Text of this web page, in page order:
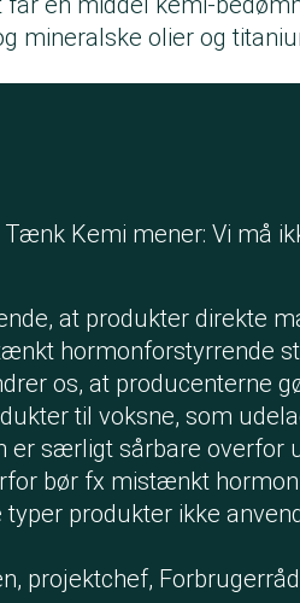
mineralske olier og
Kemi mener: Vi må
at produkter direkte
hormonforstyrrende
os, at producenterne
til voksne, som
er særligt sårbare overfor
bør fx mistænkt
produkter ikke
projektchef,